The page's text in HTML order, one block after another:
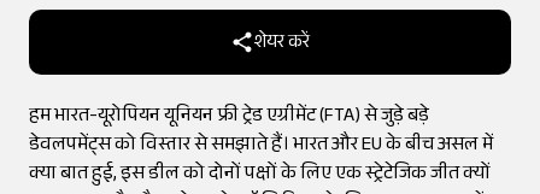
शेयर करें
हम भारत-यूरोपियन यूनियन फ्री ट्रेड एग्रीमेंट (FTA) से जुड़े बड़े
डेवलपमेंट्स को विस्तार से समझाते हैं। भारत और EU के बीच असल में
क्या बात हुई, इस डील को दोनों पक्षों के लिए एक स्ट्रेटेजिक जीत क्यों